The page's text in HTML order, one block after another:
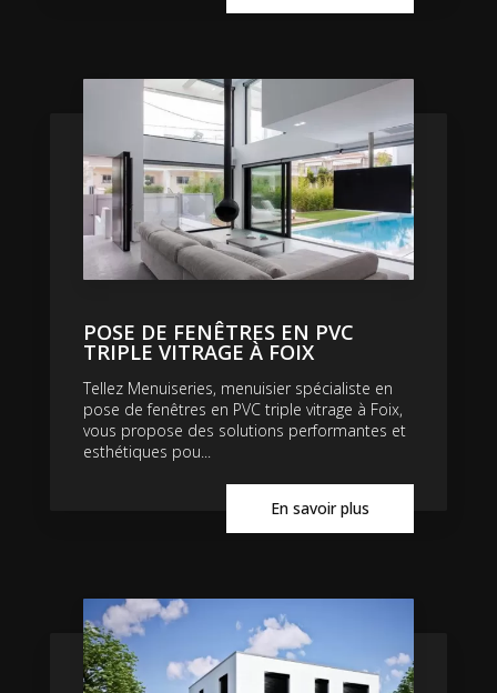
POSE DE FENÊTRES EN PVC
TRIPLE VITRAGE À FOIX
Tellez Menuiseries, menuisier spécialiste en
pose de fenêtres en PVC triple vitrage à Foix,
vous propose des solutions performantes et
esthétiques pou...
En savoir plus